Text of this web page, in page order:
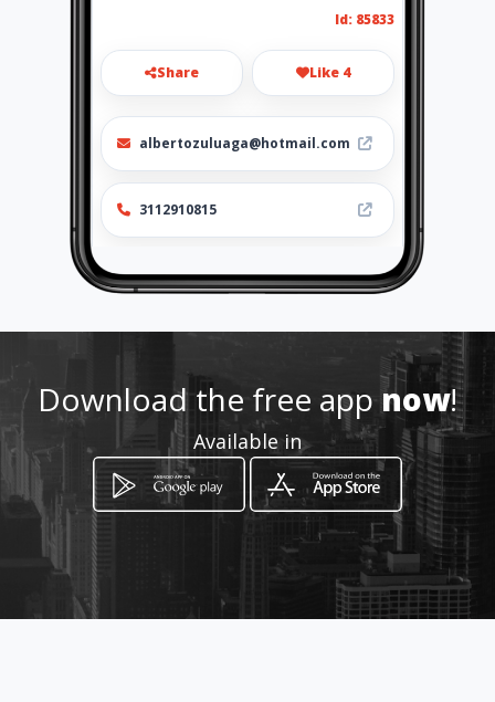
Id: 85833
Share Like 4
albertozuluaga@hotmail.com
3112910815
Location -
How to get
Download the free appnow!
Available in